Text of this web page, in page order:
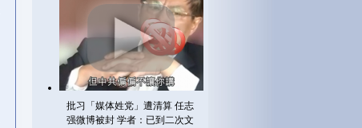
批习「媒体姓党」遭清算 任志
强微博被封 学者：已到二次文